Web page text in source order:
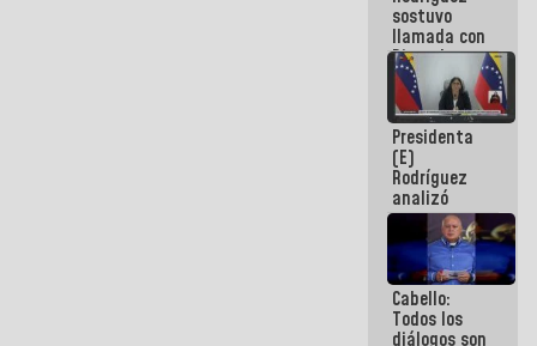
sostuvo
llamada con
Dinorah
Figuera y
acuerdan
primer
encuentro
presencial
para el
diálogo
Presidenta
(E)
Rodríguez
analizó
junto a
gobernadores
planes de
recuperación
del Sistema
Eléctrico
Cabello:
Todos los
diálogos son